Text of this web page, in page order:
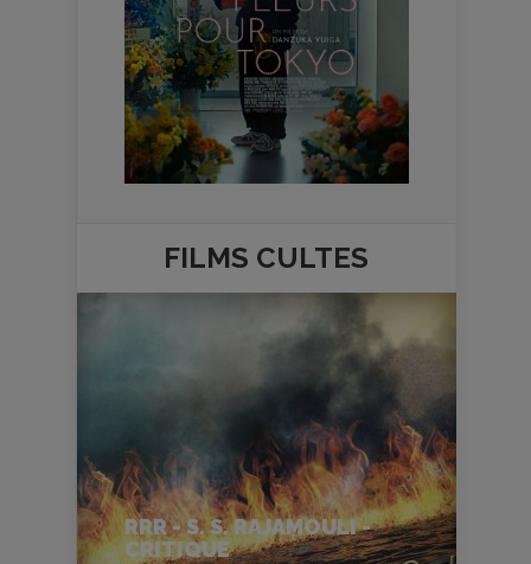
FILMS CULTES
RRR - S. S. RAJAMOULI -
CRITIQUE